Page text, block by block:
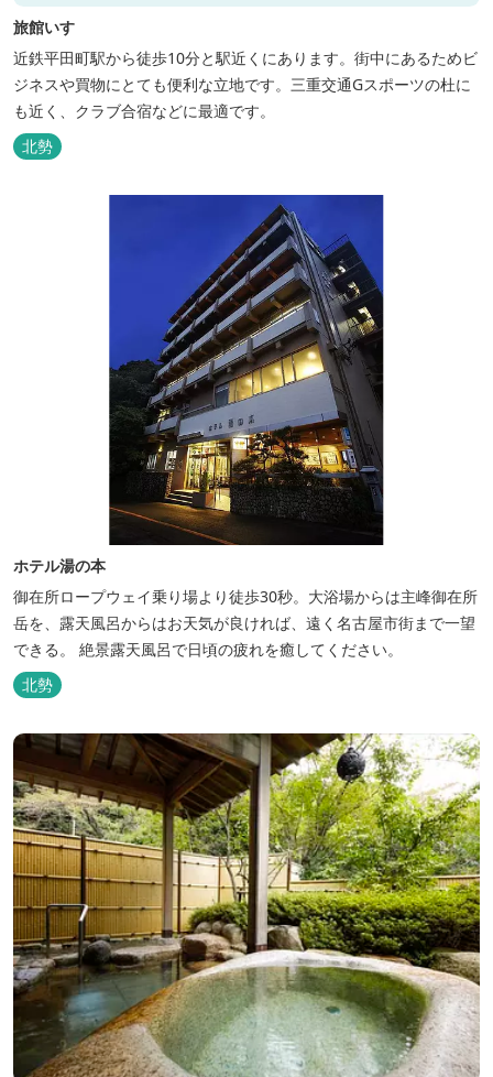
旅館いすゞ
近鉄平田町駅から徒歩10分と駅近くにあります。街中にあるためビ
ジネスや買物にとても便利な立地です。三重交通Gスポーツの杜に
も近く、クラブ合宿などに最適です。
北勢
ホテル湯の本
御在所ロープウェイ乗り場より徒歩30秒。大浴場からは主峰御在所
岳を、露天風呂からはお天気が良ければ、遠く名古屋市街まで一望
できる。 絶景露天風呂で日頃の疲れを癒してください。
北勢